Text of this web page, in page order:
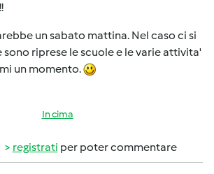
un sabato mattina. Nel caso ci si
sono riprese le scuole e le varie attivita'
un momento.
In cima
registrati per poter commentare